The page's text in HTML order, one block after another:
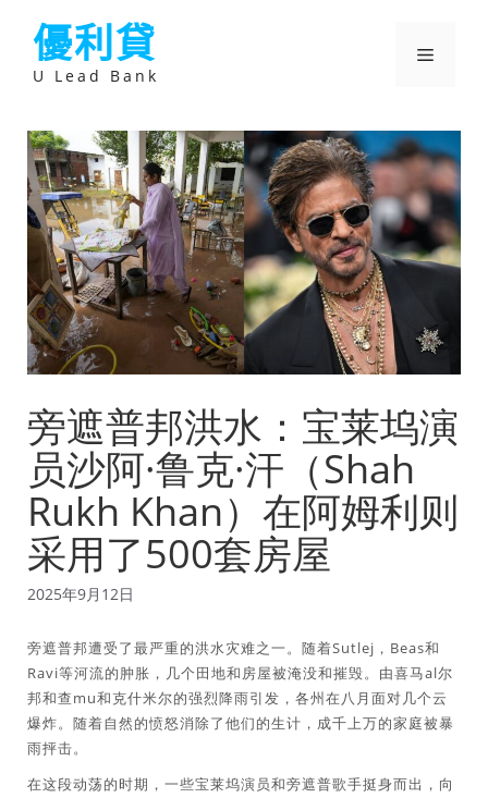
優利貸
U Lead Bank
選
旁遮普邦洪水：宝莱坞演
员沙阿·鲁克·汗（Shah
Rukh Khan）在阿姆利则
采用了500套房屋
2025年9月12日
旁遮普邦遭受了最严重的洪水灾难之一。随着Sutlej，Beas和
Ravi等河流的肿胀，几个田地和房屋被淹没和摧毁。由喜马al尔
邦和查mu和克什米尔的强烈降雨引发，各州在八月面对几个云
爆炸。随着自然的愤怒消除了他们的生计，成千上万的家庭被暴
雨抨击。
在这段动荡的时期，一些宝莱坞演员和旁遮普歌手挺身而出，向